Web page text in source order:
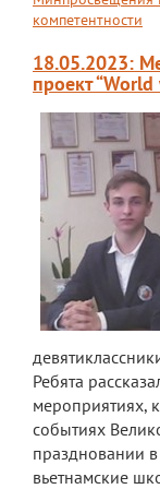
Мероприятия
Контакты
компетентности
18.05.2023:
проект
Ребята
мероприятиях,
событиях
праздновании
вьетнамские